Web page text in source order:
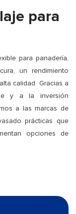
para
para panadería,
un rendimiento
calidad. Gracias a
y a la inversión
a las marcas de
prácticas que
opciones de